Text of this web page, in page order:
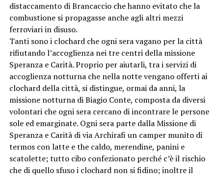
distaccamento di Brancaccio che hanno evitato che la
combustione si propagasse anche agli altri mezzi
ferroviari in disuso.
Tanti sono i clochard che ogni sera vagano per la città
rifiutando l’accoglienza nei tre centri della missione
Speranza e Carità. Proprio per aiutarli, tra i servizi di
accoglienza notturna che nella notte vengano offerti ai
clochard della città, si distingue, ormai da anni, la
missione notturna di Biagio Conte, composta da diversi
volontari che ogni sera cercano di incontrare le persone
sole ed emarginate. Ogni sera parte dalla Missione di
Speranza e Carità di via Archirafi un camper munito di
termos con latte e the caldo, merendine, panini e
scatolette; tutto cibo confezionato perché c’è il rischio
che di quello sfuso i clochard non si fidino; inoltre il